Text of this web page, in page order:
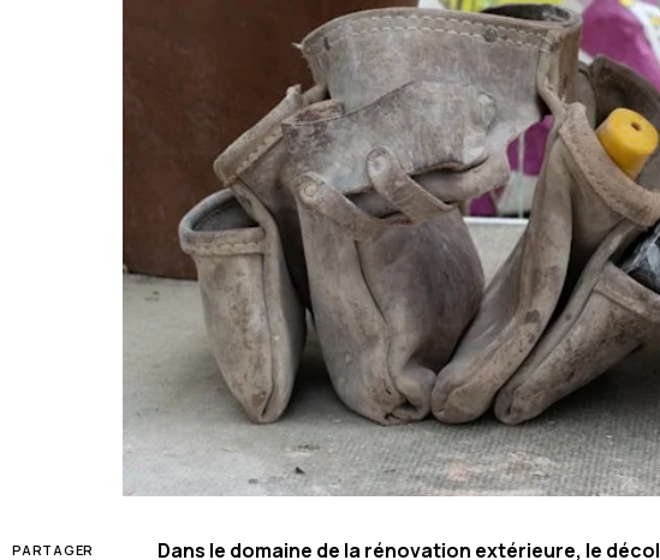
PARTAGER
Dans le domaine de la rénovation extérieure, le